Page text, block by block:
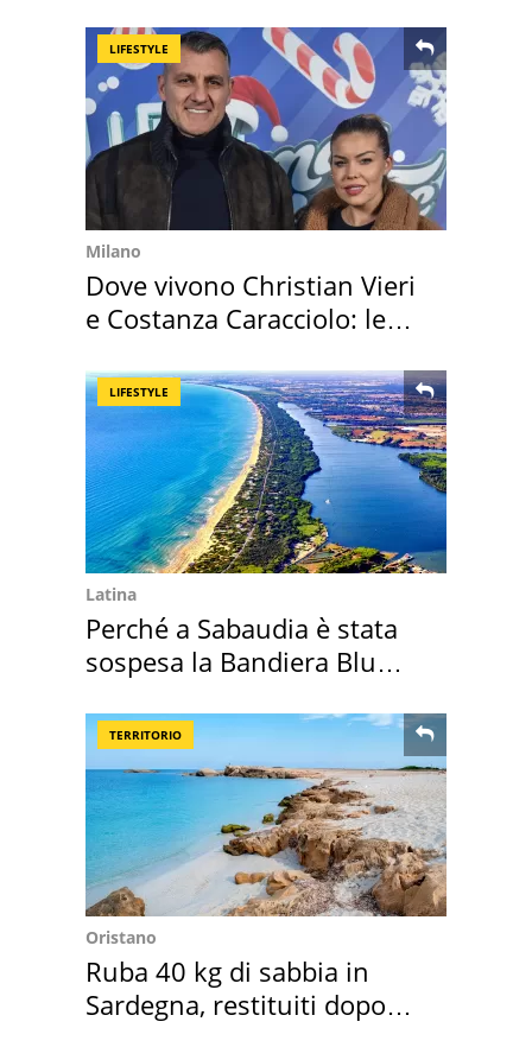
LIFESTYLE
Milano
Dove vivono Christian Vieri
e Costanza Caracciolo: le
LIFESTYLE
Latina
Perché a Sabaudia è stata
sospesa la Bandiera Blu
TERRITORIO
Oristano
Ruba 40 kg di sabbia in
Sardegna, restituiti dopo